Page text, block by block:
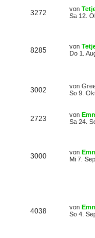
3272 von
Sa 12.
8285 von
Do 1.
3002 von
So 9.
2723 von
Sa 24.
3000 von
Mi 7.
4038 von
So 4.